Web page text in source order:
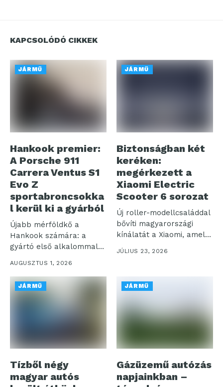
KAPCSOLÓDÓ CIKKEK
JÁRMŰ
Hankook premier:
A Porsche 911
Carrera Ventus S1
Evo Z
sportabroncsokka
l kerül ki a gyárból
Újabb mérföldkő a
Hankook számára: a
gyártó első alkalommal
AUGUSZTUS 1, 2026
JÁRMŰ
Biztonságban két
keréken:
megérkezett a
Xiaomi Electric
Scooter 6 sorozat
Új roller-modellcsaláddal
bővíti magyarországi
kínálatát a Xiaomi, amely
a korábbiakhoz képest
nagyobb...
JÚLIUS 23, 2026
JÁRMŰ
Tízből négy
magyar autós
JÁRMŰ
Gázüzemű autózás
napjainkban –